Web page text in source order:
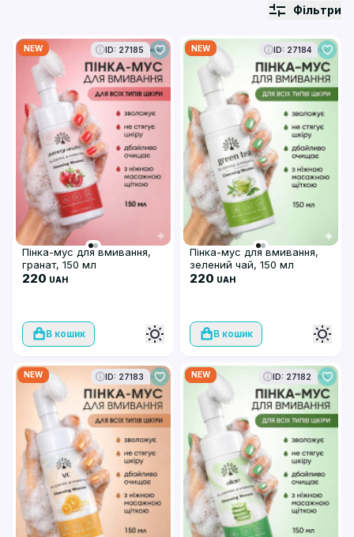
Фільтри
NEW ID: 27185
Пінка-мус для вмивання,
гранат, 150 мл
220 UAH
В кошик
NEW ID: 27184
Пінка-мус для вмивання,
зелений чай, 150 мл
220 UAH
В кошик
NEW ID: 27183 NEW ID: 27182